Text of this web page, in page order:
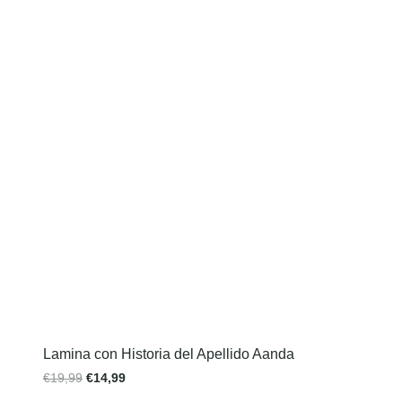
Lamina con Historia del Apellido Aanda
€19,99 €14,99